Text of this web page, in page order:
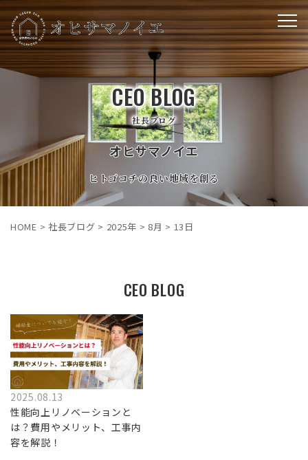
オヒサマノイエ
ヒトゴコチの良い地域を創る
CEO BLOG
社長ブログ
HOME > 社長ブログ > 2025年 > 8月 > 13日
CEO BLOG
2025.08.13
性能向上リノベーションと
は？費用やメリット、工事内
容を解説！